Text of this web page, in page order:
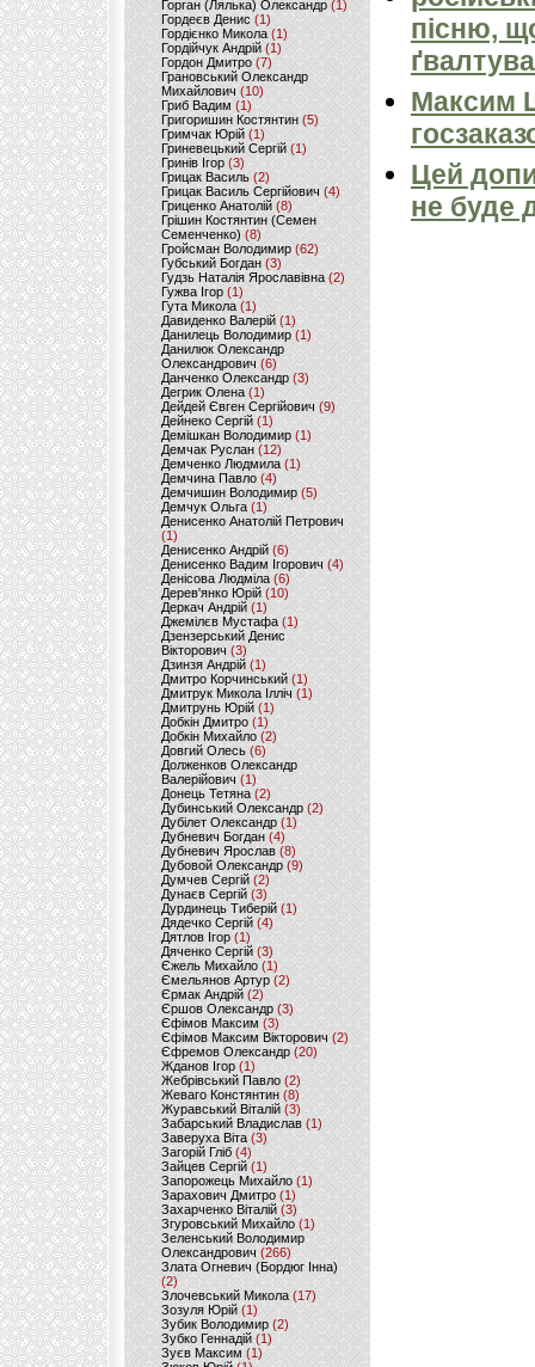
Горган (Лялька) Олександр(1)
Гордеєв Денис (1)
Гордієнко Микола (1)
Гордійчук Андрій (1)
Гордон Дмитро (7)
Грановський Олександр
Михайлович (10)
Гриб Вадим (1)
Григоришин Костянтин (5)
Гримчак Юрій(1)
Гриневецький Сергій(1)
Гринів Ігор (3)
Грицак Василь (2)
Грицак Василь Сергійович (4)
Гриценко Анатолій (8)
Грішин Костянтин (Семен
Семенченко)(8)
Гройсман Володимир(62)
Губський Богдан (3)
Гудзь Наталія Ярославівна(2)
Гужва Ігор (1)
Гута Микола (1)
Давиденко Валерій (1)
Данилець Володимир(1)
Данилюк Олександр
Олександрович (6)
Данченко Олександр (3)
Дегрик Олена(1)
Дейдей Євген Сергійович(9)
Дейнеко Сергій (1)
Демішкан Володимир(1)
Демчак Руслан (12)
Демченко Людмила (1)
Демчина Павло (4)
Демчишин Володимир (5)
Демчук Ольга(1)
Денисенко Анатолій Петрович
(1)
Денисенко Андрій (6)
Денисенко Вадим Ігорович (4)
Денісова Людміла(6)
Дерев'янко Юрій(10)
Деркач Андрій(1)
Джемілєв Мустафа (1)
Дзензерський Денис
Вікторович (3)
Дзинзя Андрій (1)
Дмитро Корчинський (1)
Дмитрук Микола Ілліч (1)
Дмитрунь Юрій (1)
Добкін Дмитро(1)
Добкін Михайло (2)
Довгий Олесь (6)
Долженков Олександр
Валерійович (1)
Донець Тетяна (2)
Дубинський Олександр(2)
Дубілет Олександр (1)
Дубневич Богдан (4)
Дубневич Ярослав (8)
Дубовой Олександр(9)
Думчев Сергій (2)
Дунаєв Сергій(3)
Дурдинець Тиберій (1)
Дядечко Сергій (4)
Дятлов Ігор (1)
Дяченко Сергій (3)
Єжель Михайло (1)
Ємельянов Артур (2)
Єрмак Андрій (2)
Єршов Олександр (3)
Єфімов Максим (3)
Єфімов Максим Вікторович (2)
Єфремов Олександр (20)
Жданов Ігор (1)
Жебрівський Павло (2)
Жеваго Констянтин (8)
Журавський Віталій (3)
Забарський Владислав (1)
Заверуха Віта (3)
Загорій Гліб (4)
Зайцев Сергій(1)
Запорожець Михайло (1)
Зарахович Дмитро (1)
Захарченко Віталій (3)
Згуровський Михайло (1)
Зеленський Володимир
Олександрович (266)
Злата Огневич (Бордюг Інна)
(2)
Злочевський Микола(17)
Зозуля Юрій (1)
Зубик Володимир (2)
Зубко Геннадій (1)
Зуєв Максим(1)
пісню,
Максим
Цей
не буде